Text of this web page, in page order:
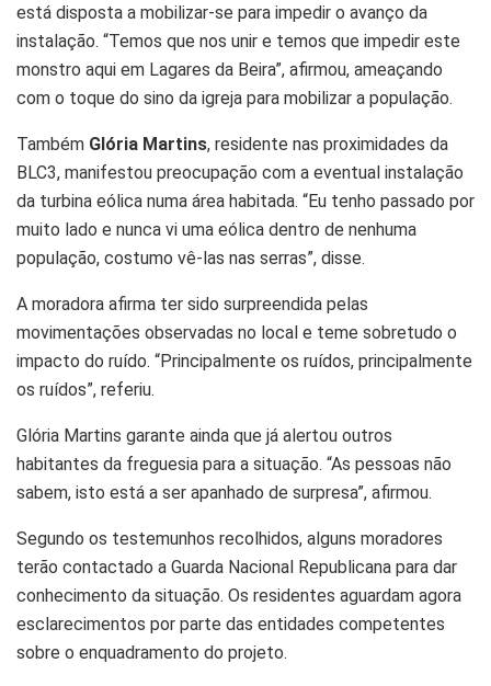
está disposta a mobilizar-se para impedir o avanço da
instalação. “Temos que nos unir e temos que impedir este
monstro aqui em Lagares da Beira”, afirmou, ameaçando
com o toque do sino da igreja para mobilizar a população.
Também Glória Martins, residente nas proximidades da
BLC3, manifestou preocupação com a eventual instalação
da turbina eólica numa área habitada. “Eu tenho passado por
muito lado e nunca vi uma eólica dentro de nenhuma
população, costumo vê-las nas serras”, disse.
A moradora afirma ter sido surpreendida pelas
movimentações observadas no local e teme sobretudo o
impacto do ruído. “Principalmente os ruídos, principalmente
os ruídos”, referiu.
Glória Martins garante ainda que já alertou outros
habitantes da freguesia para a situação. “As pessoas não
sabem, isto está a ser apanhado de surpresa”, afirmou.
Segundo os testemunhos recolhidos, alguns moradores
terão contactado a Guarda Nacional Republicana para dar
conhecimento da situação. Os residentes aguardam agora
esclarecimentos por parte das entidades competentes
sobre o enquadramento do projeto.